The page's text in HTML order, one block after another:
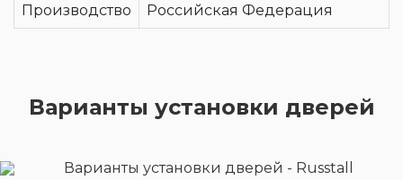
Производство Российская Федерация
Варианты установки дверей